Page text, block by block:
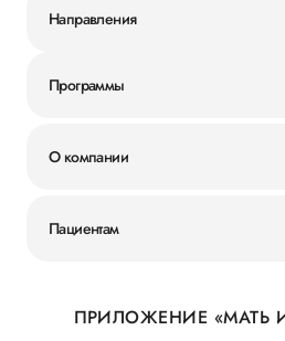
Направления
Программы
О компании
Новости
Пациентам
Личный кабинет
ПРИЛОЖЕНИЕ «МАТЬ